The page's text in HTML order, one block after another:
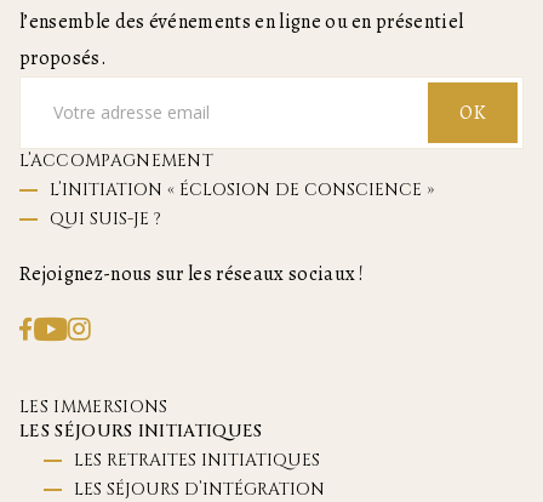
l’ensemble des événements en ligne ou en présentiel
proposés.
OK
L’ACCOMPAGNEMENT
L’INITIATION « ÉCLOSION DE CONSCIENCE »
QUI SUIS-JE ?
Rejoignez-nous sur les réseaux sociaux !
LES IMMERSIONS
LES SÉJOURS INITIATIQUES
LES RETRAITES INITIATIQUES
LES SÉJOURS D’INTÉGRATION